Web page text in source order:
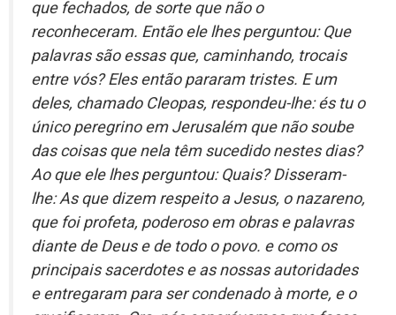
que fechados, de sorte que não o
reconheceram. Então ele lhes perguntou: Que
palavras são essas que, caminhando, trocais
entre vós? Eles então pararam tristes. E um
deles, chamado Cleopas, respondeu-lhe: és tu o
único peregrino em Jerusalém que não soube
das coisas que nela têm sucedido nestes dias?
Ao que ele lhes perguntou: Quais? Disseram-
lhe: As que dizem respeito a Jesus, o nazareno,
que foi profeta, poderoso em obras e palavras
diante de Deus e de todo o povo. e como os
principais sacerdotes e as nossas autoridades
e entregaram para ser condenado à morte, e o